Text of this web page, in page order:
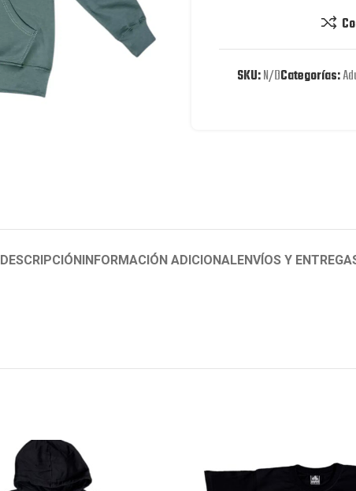
SKU:N/DCategorías:
DESCRIPCIÓNINFORMACIÓN ADICIONALENVÍOS Y